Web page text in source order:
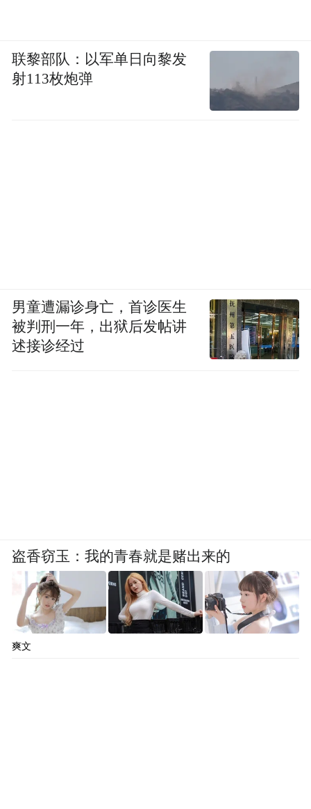
联黎部队：以军单日向黎发
射113枚炮弹
男童遭漏诊身亡，首诊医生
被判刑一年，出狱后发帖讲
述接诊经过
盗香窃玉：我的青春就是赌出来的
爽文